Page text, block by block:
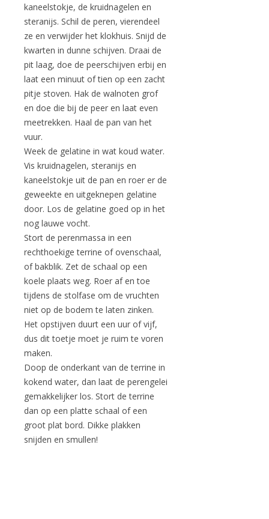
kaneelstokje, de kruidnagelen en
steranijs. Schil de peren, vierendeel
ze en verwijder het klokhuis. Snijd de
kwarten in dunne schijven. Draai de
pit laag, doe de peerschijven erbij en
laat een minuut of tien op een zacht
pitje stoven. Hak de walnoten grof
en doe die bij de peer en laat even
meetrekken. Haal de pan van het
vuur.
Week de gelatine in wat koud water.
Vis kruidnagelen, steranijs en
kaneelstokje uit de pan en roer er de
geweekte en uitgeknepen gelatine
door. Los de gelatine goed op in het
nog lauwe vocht.
Stort de perenmassa in een
rechthoekige terrine of ovenschaal,
of bakblik. Zet de schaal op een
koele plaats weg. Roer af en toe
tijdens de stolfase om de vruchten
niet op de bodem te laten zinken.
Het opstijven duurt een uur of vijf,
dus dit toetje moet je ruim te voren
maken.
Doop de onderkant van de terrine in
kokend water, dan laat de perengelei
gemakkelijker los. Stort de terrine
dan op een platte schaal of een
groot plat bord. Dikke plakken
snijden en smullen!